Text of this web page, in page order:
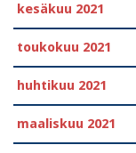
kesäkuu 2021
toukokuu 2021
huhtikuu 2021
maaliskuu 2021